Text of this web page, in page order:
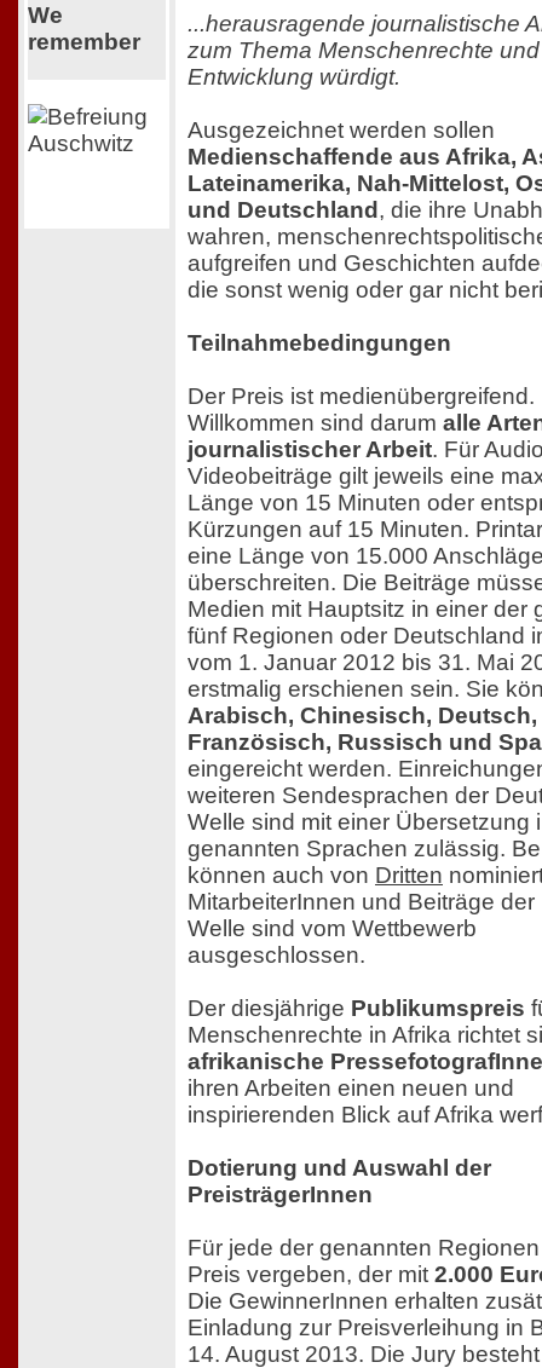
We
remember
...herausragende journalistische
zum Thema Menschenrechte und
Entwicklung würdigt.
Ausgezeichnet werden sollen
Medienschaffende aus Afrika,
Lateinamerika, Nah-Mittelost,
und Deutschland, die ihre
wahren,
aufgreifen und Geschichten
die sonst wenig oder gar nicht
Teilnahmebedingungen
Der Preis ist medienübergreifend.
Willkommen sind darum alle
journalistischer Arbeit. Für
Videobeiträge gilt jeweils eine
Länge von 15 Minuten oder
Kürzungen auf 15 Minuten.
eine Länge von 15.000
überschreiten. Die Beiträge
Medien mit Hauptsitz in einer der
fünf Regionen oder Deutschland
vom 1. Januar 2012 bis 31. Mai
erstmalig erschienen sein. Sie
Arabisch, Chinesisch,
Französisch, Russisch und
eingereicht werden.
weiteren Sendesprachen der
Welle sind mit einer Übersetzung
genannten Sprachen zulässig.
können auch von Dritten
MitarbeiterInnen und Beiträge
Welle sind vom Wettbewerb
ausgeschlossen.
Der diesjährige Publikumspreis
Menschenrechte in Afrika richtet
afrikanische
ihren Arbeiten einen neuen und
inspirierenden Blick auf Afrika
Dotierung und Auswahl der
PreisträgerInnen
Für jede der genannten
Preis vergeben, der mit 2.000
Die GewinnerInnen erhalten
Einladung zur Preisverleihung in
14. August 2013. Die Jury